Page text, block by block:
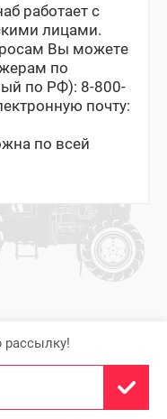
работает с
лицами.
Вы можете
по
по РФ): 8-800-
почту:
по всей
рассылку!